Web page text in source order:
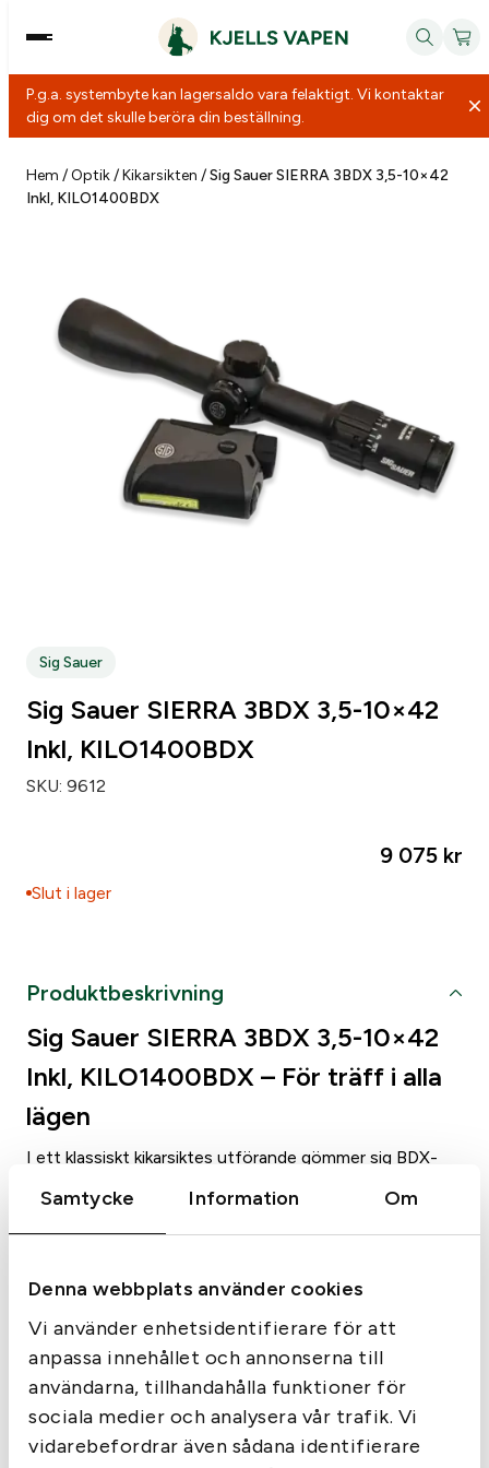
Samtycke Information Om
Denna webbplats använder cookies
Vi använder enhetsidentifierare för att
anpassa innehållet och annonserna till
användarna, tillhandahålla funktioner för
sociala medier och analysera vår trafik. Vi
vidarebefordrar även sådana identifierare
innehåll
P.g.a. systembyte kan lagersaldo vara felaktigt. Vi kontaktar
dig om det skulle beröra din beställning.
Hem /Optik/Kikarsikten /Sig Sauer SIERRA 3BDX 3,5-10×42
Inkl, KILO1400BDX
Sig Sauer
Sig Sauer SIERRA 3BDX 3,5-10×42
Inkl, KILO1400BDX
SKU: 9612
9 075 kr
Slut i lager
Produktbeskrivning
Sig Sauer SIERRA 3BDX 3,5-10×42
Inkl, KILO1400BDX – För träff i alla
lägen
I ett klassiskt kikarsiktes utförande gömmer sig BDX-
jägaren en automatiskt belyst holdover-punkt när den
paras med en BDX-kompatibel KILO-avståndsmätare.
och KinETHIC-energimätning är siktet enkelt att
målet och avfyra. Träff.
Egenskaper:
• Förstoring: 3,5-10×